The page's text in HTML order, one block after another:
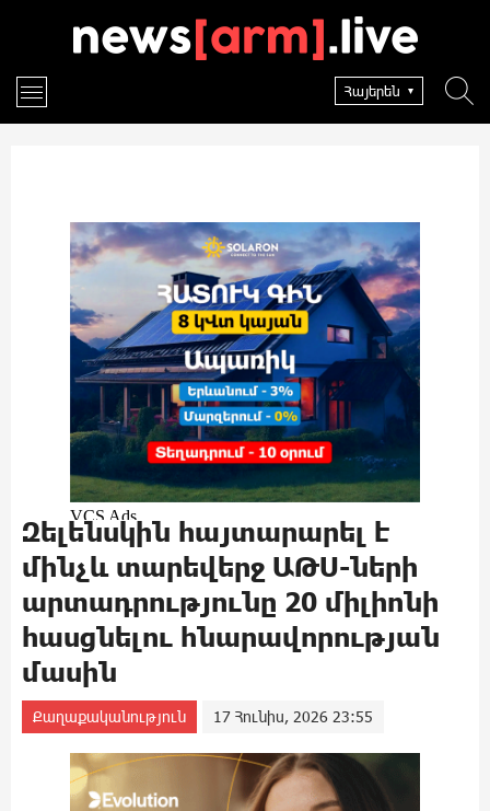
Հայերեն
Զելենսկին հայտարարել է
մինչև տարեվերջ ԱԹՍ-ների
արտադրությունը 20 միլիոնի
հասցնելու հնարավորության
մասին
Քաղաքականություն 17 Հունիս, 2026 23:55